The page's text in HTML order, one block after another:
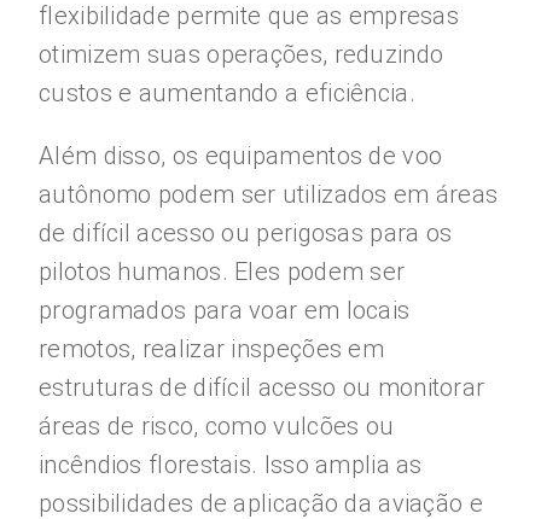
flexibilidade permite que as empresas
otimizem suas operações, reduzindo
custos e aumentando a eficiência.
Além disso, os equipamentos de voo
autônomo podem ser utilizados em áreas
de difícil acesso ou perigosas para os
pilotos humanos. Eles podem ser
programados para voar em locais
remotos, realizar inspeções em
estruturas de difícil acesso ou monitorar
áreas de risco, como vulcões ou
incêndios florestais. Isso amplia as
possibilidades de aplicação da aviação e